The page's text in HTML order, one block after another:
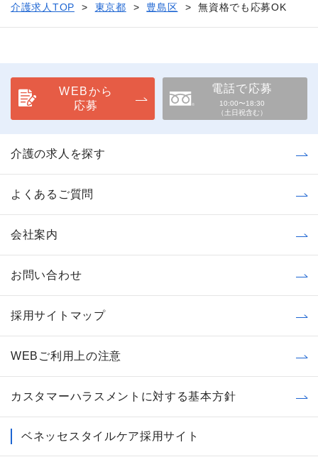
介護求人TOP 東京都 豊島区 無資格でも応募OK
WEBから
応募
電話で応募
10:00〜18:30
（土日祝含む）
介護の求人を探す
よくあるご質問
会社案内
お問い合わせ
採用サイトマップ
WEBご利用上の注意
カスタマーハラスメントに対する基本方針
ベネッセスタイルケア採用サイト